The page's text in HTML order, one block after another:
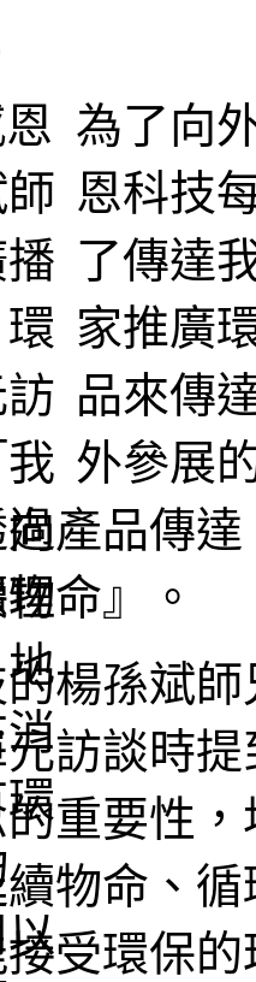
為了向
恩科技
了傳達
家推廣
品來傳
外參展
產品傳
命』。
楊孫斌
訪談時
重要性
物命、
受環保